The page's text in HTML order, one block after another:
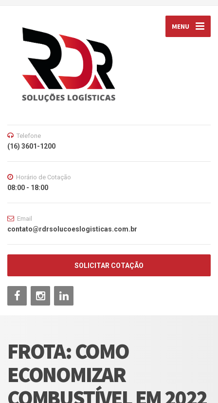
MENU
Telefone
(16) 3601-1200
Horário de Cotação
08:00 - 18:00
Email
contato@rdrsolucoeslogisticas.com.br
SOLICITAR COTAÇÃO
FROTA: COMO
ECONOMIZAR